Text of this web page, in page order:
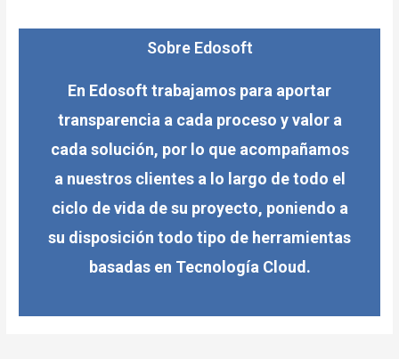
Sobre Edosoft
En Edosoft trabajamos para aportar
transparencia a cada proceso y valor a
cada solución, por lo que acompañamos
a nuestros clientes a lo largo de todo el
ciclo de vida de su proyecto, poniendo a
su disposición todo tipo de herramientas
basadas en Tecnología Cloud.